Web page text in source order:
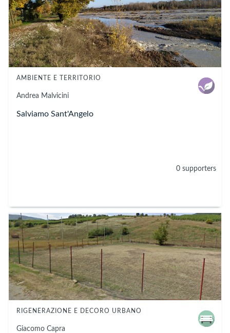
AMBIENTE E TERRITORIO
Andrea Malvicini
Salviamo Sant'Angelo
0 supporters
RIGENERAZIONE E DECORO URBANO
Giacomo Capra